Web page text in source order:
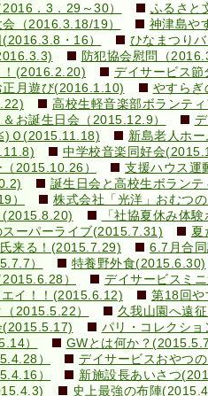
．3．29～30）
ふるさと
（2016.3.18/19）
神津島や
・16）
ひなまつり
防犯協会慰問（
！(2016.2.20)
デイサービス
月遊び(2016.1.10)
やすら
高校生軽音楽部ボランテ
お誕生日会（2015.12.9）
Ｏ(2015.11.18)
新島老人ホ
中学校音楽同好会
2015.10.26）
支援ハウス運
誕生日会と高校生ボラン
）
株式会社「光洋」おむつ
(2015.8.20)
「社協夏休み体
ーパーライブ(2015.7.31)
夏
氏来る！(2015.7.29)
6.7月合
）
特養野外食(2015.6.30)
）
デイサービスミ
イ！！(2015.6.12)
第18回
2015.5.22）
久我山園へ遠
(2015.5.17)
パリ・コレクシ
）
GWとは何か？
）
デイサービスおやつ
）
新施設長あいさつ
史上最強の布陣